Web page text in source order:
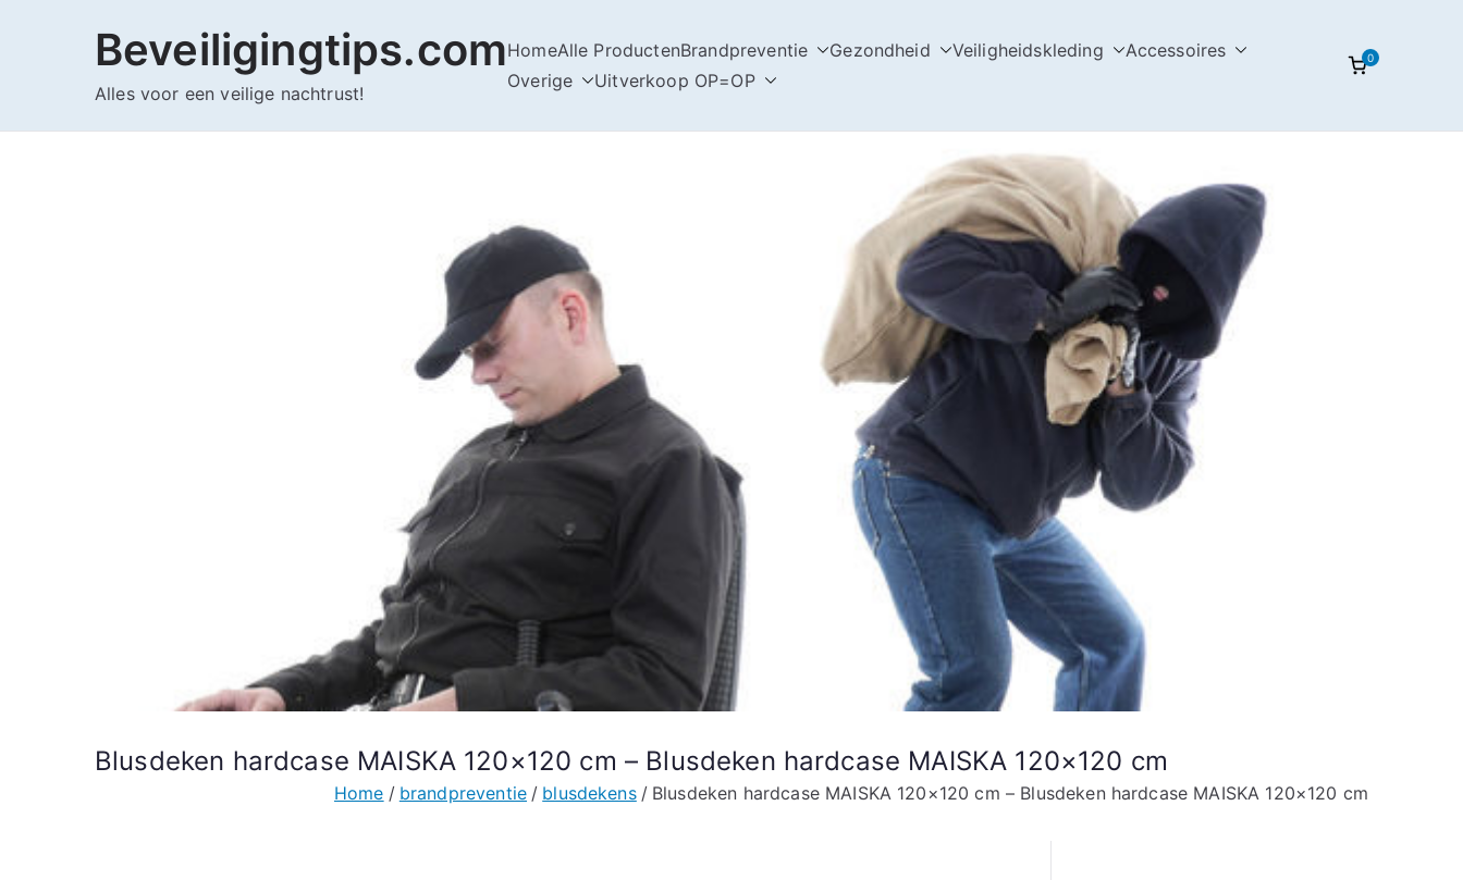
Beveiligingtips.com
Alles voor een veilige nachtrust!
HomeAlle ProductenBrandpreventie Gezondheid Veiligheidskleding
Accessoires
Overige
Uitverkoop OP=OP
0
Blusdeken hardcase MAISKA 120×120 cm – Blusdeken hardcase MAISKA 120×120 cm
Home brandpreventie blusdekens Blusdeken hardcase MAISKA 120×120 cm – Blusdeken hardcase MAISKA 120×120 cm